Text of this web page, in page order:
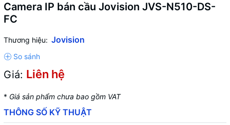
Camera IP bán cầu Jovision JVS-N510-DS-
FC
Thương hiệu: Jovision
Giá: Liên hệ
* Giá sản phẩm chưa bao gồm VAT
THÔNG SỐ KỸ THUẬT